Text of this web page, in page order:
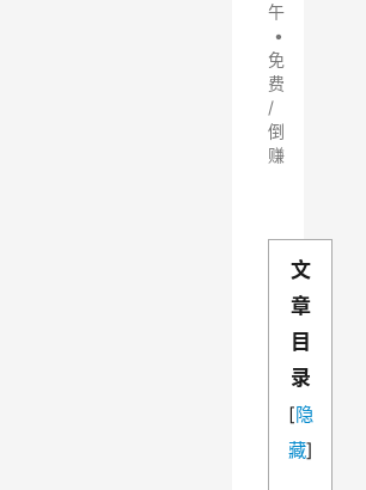
午
•
免
费
/
倒
赚
文
章
目
录
[隐
藏]